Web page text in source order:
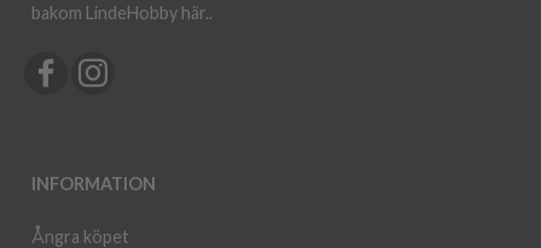
bakom LindeHobby här..
INFORMATION
Ångra köpet